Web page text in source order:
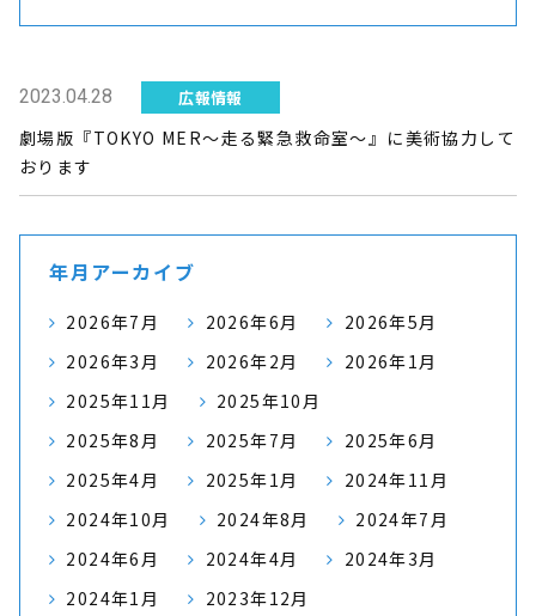
2023.04.28 広報情報
劇場版『TOKYO MER～走る緊急救命室～』に美術協力して
おります
年月アーカイブ
2026年7月 2026年6月
2026年5月
2026年3月
2026年2月
2026年1月
2025年11月
2025年10月
2025年8月
2025年7月
2025年6月
2025年4月
2025年1月
2024年11月
2024年10月
2024年8月
2024年7月
2024年6月
2024年4月
2024年3月
2024年1月
2023年12月